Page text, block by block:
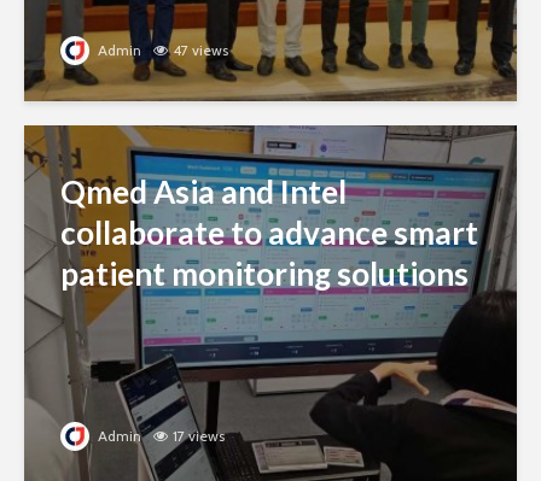
Admin 47 views
Qmed Asia and Intel
collaborate to advance smart
patient monitoring solutions
Admin 17 views